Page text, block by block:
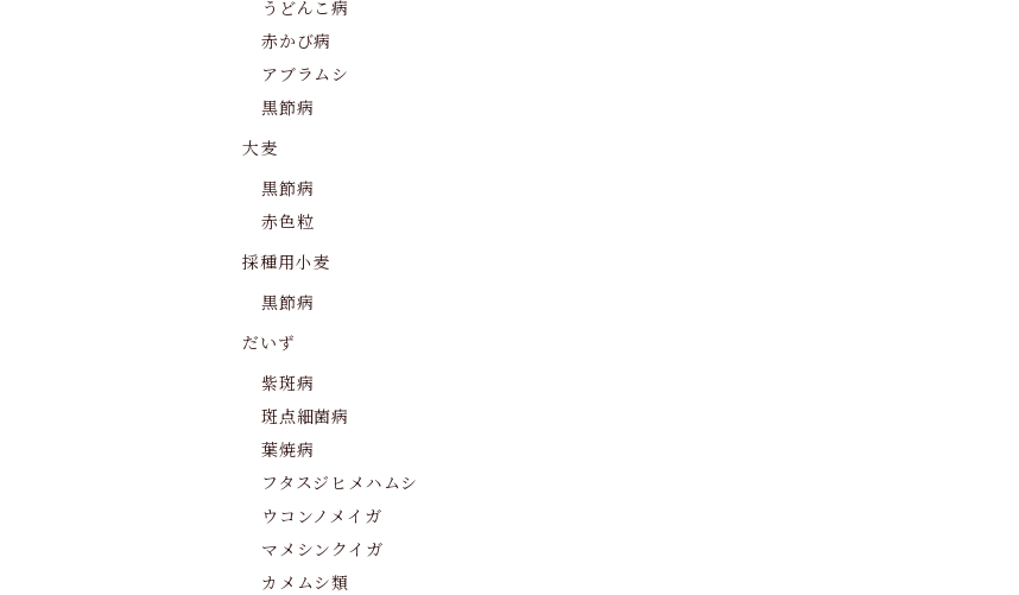
うどんこ病
赤かび病
アブラムシ
黒節病
大麦
黒節病
赤色粒
採種用小麦
黒節病
だいず
紫斑病
斑点細菌病
葉焼病
フタスジヒメハムシ
ウコンノメイガ
マメシンクイガ
カメムシ類